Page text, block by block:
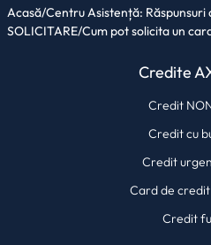
Acasă/Centru Asistență:
SOLICITARE/Cum pot solicita un
Credite
Credit
Credit cu
Credit
Card de
Credit